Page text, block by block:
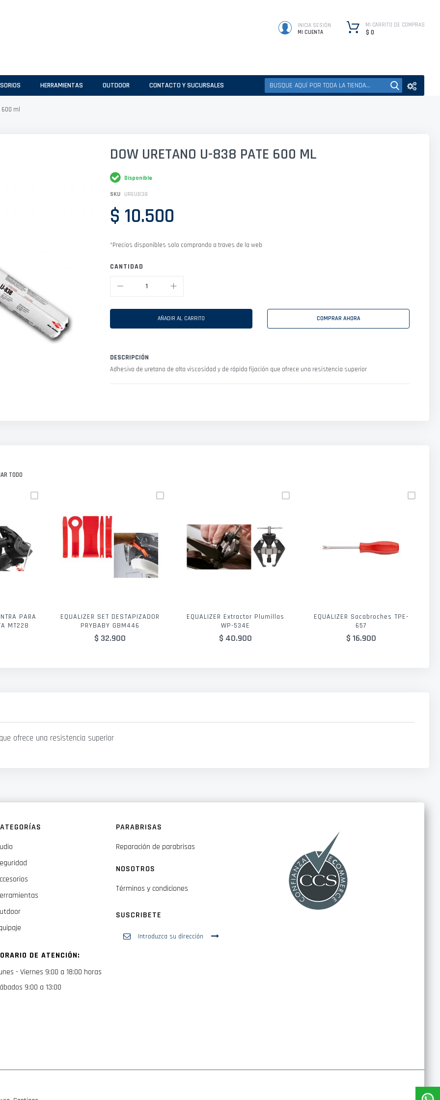
INICIA SESIÓN
MI CUENTA
MI CARRITO DE COMPRAS
$ 0
HERRAMIENTAS OUTDOOR CONTACTO Y SUCURSALES
ml
DOW URETANO U-838 PATE 600 ML
Disponible
SKU UREU838
$ 10.500
*Precios disponibles solo comprando a traves de la web
CANTIDAD
AÑADIR AL CARRITO COMPRAR AHORA
DESCRIPCIÓN
Adhesivo de uretano de alta viscosidad y de rápida fijación que ofrece una resistencia superior
TODO
PARA
MT228
EQUALIZER SET DESTAPIZADOR
PRYBABY GBM446
$ 32.900
EQUALIZER Extractor Plumillas
WP-534E
$ 40.900
EQUALIZER Sacabroches TPE-
657
$ 16.900
ofrece una resistencia superior
DE ATENCIÓN:
- Viernes 9:00 a 18:00 horas
9:00 a 13:00
PARABRISAS
Reparación de parabrisas
NOSOTROS
Términos y condiciones
SUSCRIBETE